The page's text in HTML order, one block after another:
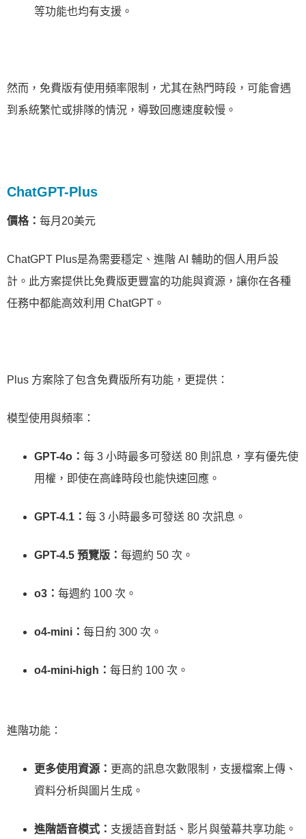
等功能也均有支援。
然而，免費版有使用頻率限制，尤其在熱門時段，可能會遇
到系統繁忙或排隊的情況，導致回應速度較慢。
ChatGPT-Plus
價格： 每月20美元
ChatGPT Plus是為需要穩定、進階 AI 輔助的個人用戶設
計。此方案提供比免費版更豐富的功能與資源，讓你在各種
任務中都能高效利用 ChatGPT。
Plus 方案除了包含免費版所有功能，更提供：
模型使用與頻率：
GPT-4o： 每 3 小時最多可發送 80 則訊息，享有優先使
用權，即使在高峰時段也能快速回應。
GPT-4.1： 每 3 小時最多可發送 80 次訊息。
GPT-4.5 預覽版： 每週約 50 次。
o3： 每週約 100 次。
o4-mini： 每日約 300 次。
o4-mini-high： 每日約 100 次。
進階功能：
更多使用資源： 更高的訊息次數限制，支援檔案上傳、
資料分析與圖片生成。
進階語音模式： 支援語音對話、影片與螢幕共享功能。